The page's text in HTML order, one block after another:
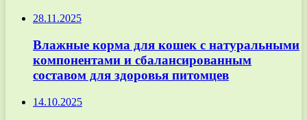
28.11.2025
Влажные корма для кошек с натуральными
компонентами и сбалансированным
составом для здоровья питомцев
14.10.2025